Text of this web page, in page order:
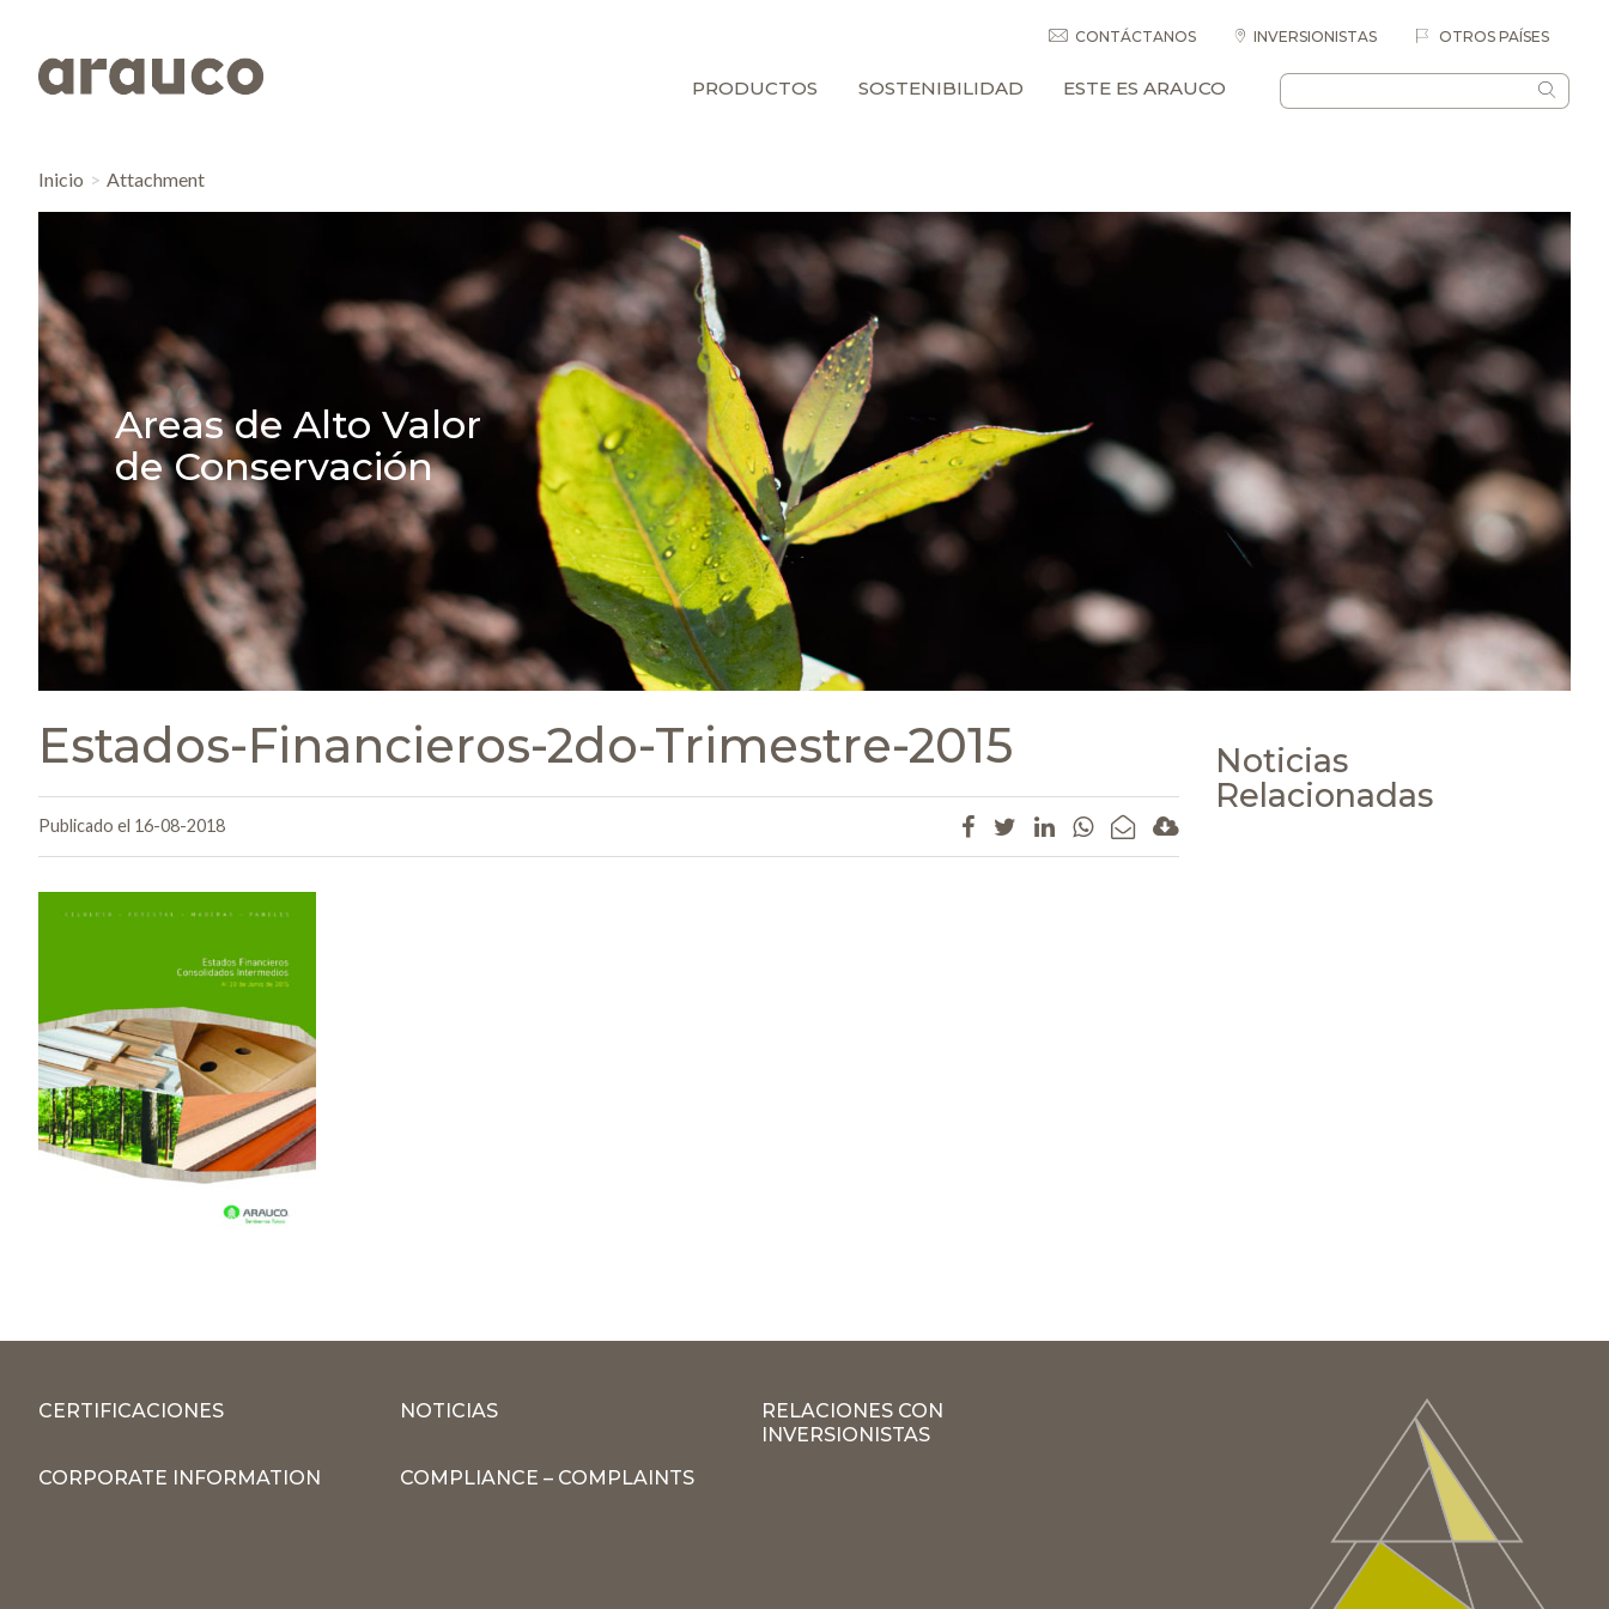
CONTÁCTANOS INVERSIONISTAS OTROS PAÍSES
PRODUCTOS SOSTENIBILIDAD ESTE ES ARAUCO
Inicio Attachment
Areas de Alto Valor
de Conservación
Estados-Financieros-2do-Trimestre-2015
Publicado el 16-08-2018
Noticias
Relacionadas
CERTIFICACIONES NOTICIAS
RELACIONES CON
INVERSIONISTAS
CORPORATE INFORMATION
COMPLIANCE – COMPLAINTS